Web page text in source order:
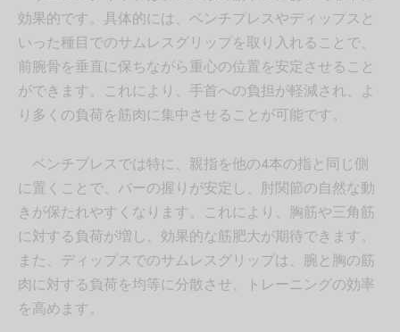
効果的です。具体的には、ベンチプレスやディップスと
いった種目でのサムレスグリップを取り入れることで、
前腕骨を垂直に保ちながら重心の位置を安定させること
ができます。これにより、手首への負担が軽減され、よ
り多くの負荷を筋肉に集中させることが可能です。
ベンチプレスでは特に、親指を他の4本の指と同じ側
に置くことで、バーの握りが安定し、肘関節の自然な動
きが保たれやすくなります。これにより、胸筋や三角筋
に対する負荷が増し、効果的な筋肥大が期待できます。
また、ディップスでのサムレスグリップは、腕と胸の筋
肉に対する負荷を均等に分散させ、トレーニングの効率
を高めます。